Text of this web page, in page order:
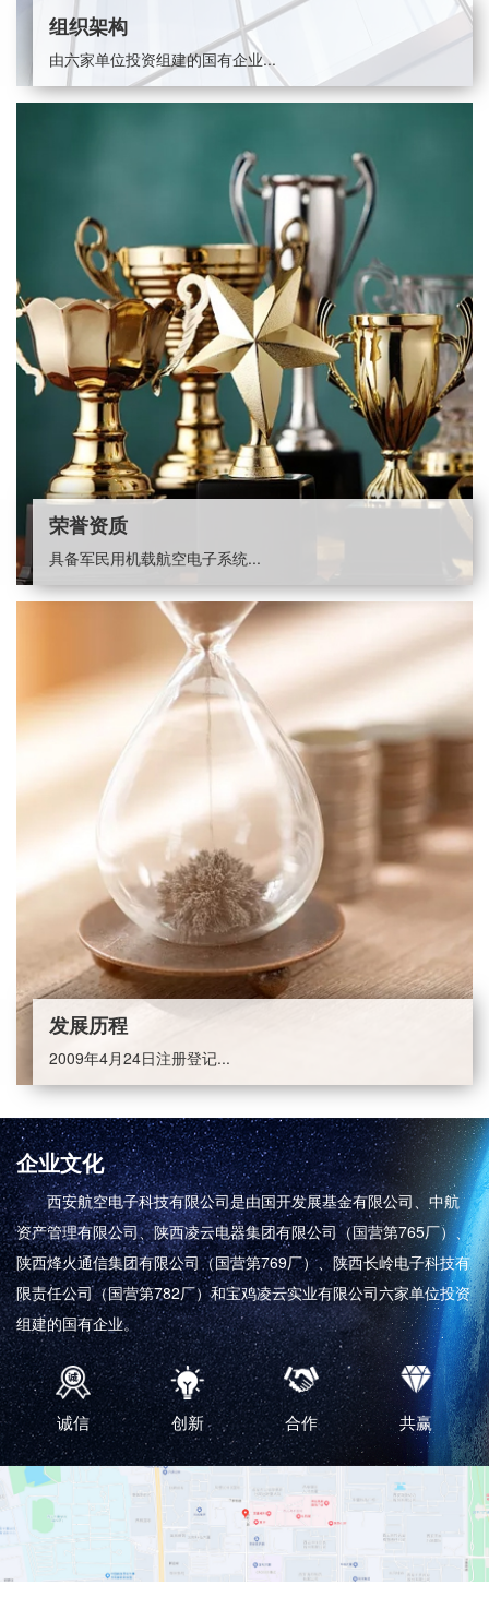
组织架构
由六家单位投资组建的国有企业...
荣誉资质
具备军民用机载航空电子系统...
发展历程
2009年4月24日注册登记...
企业文化
西安航空电子科技有限公司是由国开发展基金有限公司、中航
资产管理有限公司、陕西凌云电器集团有限公司（国营第765厂）、
陕西烽火通信集团有限公司（国营第769厂）、​陕西长岭电子科技有
限责任公司（国营第782厂）和宝鸡凌云实业有限公司六家单位投资
组建的国有企业。
诚信 创新 合作 共赢